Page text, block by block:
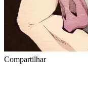
Compartilhar